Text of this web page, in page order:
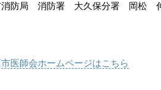
消防局 消防署 大久保分署 岡松
医師会ホームページはこちら